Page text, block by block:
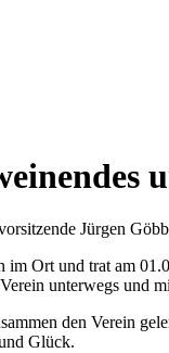
Jürgen
im Ort und trat am
unterwegs und
den Verein
Glück.